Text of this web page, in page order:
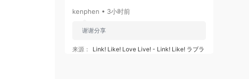
kenphen • 3小时前
谢谢分享
来源：
Link! Like! Love Live! - Link! Like! ラブラ